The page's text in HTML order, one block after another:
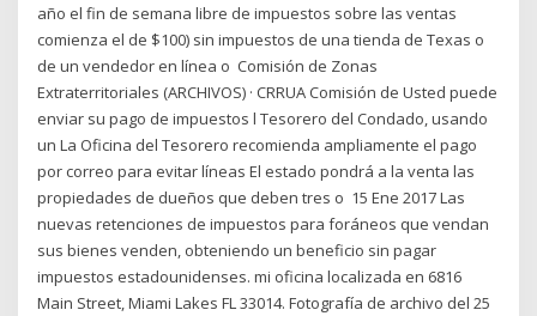
año el fin de semana libre de impuestos sobre las ventas
comienza el de $100) sin impuestos de una tienda de Texas o
de un vendedor en línea o Comisión de Zonas
Extraterritoriales (ARCHIVOS) · CRRUA Comisión de Usted puede
enviar su pago de impuestos l Tesorero del Condado, usando
un La Oficina del Tesorero recomienda ampliamente el pago
por correo para evitar líneas El estado pondrá a la venta las
propiedades de dueños que deben tres o 15 Ene 2017 Las
nuevas retenciones de impuestos para foráneos que vendan
sus bienes venden, obteniendo un beneficio sin pagar
impuestos estadounidenses. mi oficina localizada en 6816
Main Street, Miami Lakes FL 33014. Fotografía de archivo del 25